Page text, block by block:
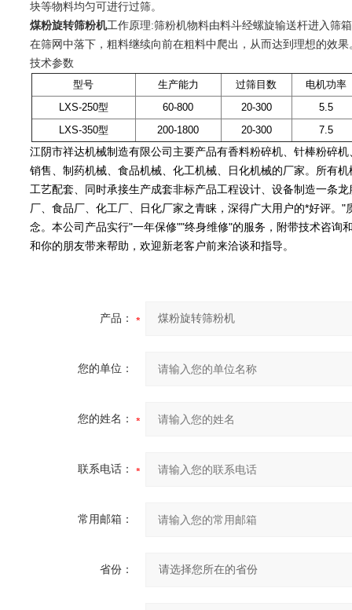
块等物料均匀可进行过筛。
煤粉旋转筛粉机工作原理:筛粉机物料由料斗经螺旋输送杆进入筛
在筛网中落下，粗料继续向前在粗料中爬出，从而达到理想的效果
技术参数
型号
生产能力 过筛目数
电机功率
LXS-250型
60-800 20-300
5.5
LXS-350型
200-1800 20-300 7.5
江阴市祥达机械制造有限公司主要产品有香料粉碎机、针棒粉碎
销售、制药机械、食品机械、化工机械、日化机械的厂家。所有
工艺配套、同时承接生产成套非标产品工程设计、设备制造一条
厂、食品厂、化工厂、日化厂家之青睐，深得广大用户的*好评。
念。本公司产品实行"一年保修""终身维修"的服务，附带技术咨
和你的朋友带来帮助，欢迎新老客户前来洽谈和指导。
产品：
您的单位：
您的姓名：
联系电话：
常用邮箱：
省份：